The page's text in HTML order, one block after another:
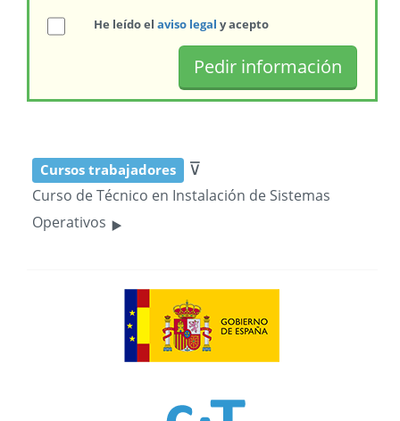
He leído el aviso legal y acepto
Cursos trabajadores ⊽
Curso de Técnico en Instalación de Sistemas
Operativos ‣